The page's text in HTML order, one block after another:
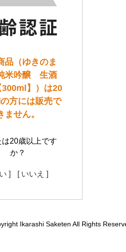
品（ゆきのま
米吟醸 生酒
】）は20
方には販売で
ません。
は20歳以上です
か？
] [ いいえ ]
Ikarashi Saketen All Rights